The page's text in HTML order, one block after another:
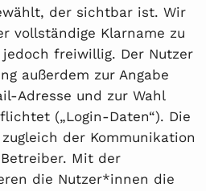
der sichtbar ist. Wir
vollständige Klarname zu
freiwillig. Der Nutzer
außerdem zur Angabe
Adresse und zur Wahl
(„Login-Daten“). Die
der Kommunikation
Mit der
die Nutzer*innen die